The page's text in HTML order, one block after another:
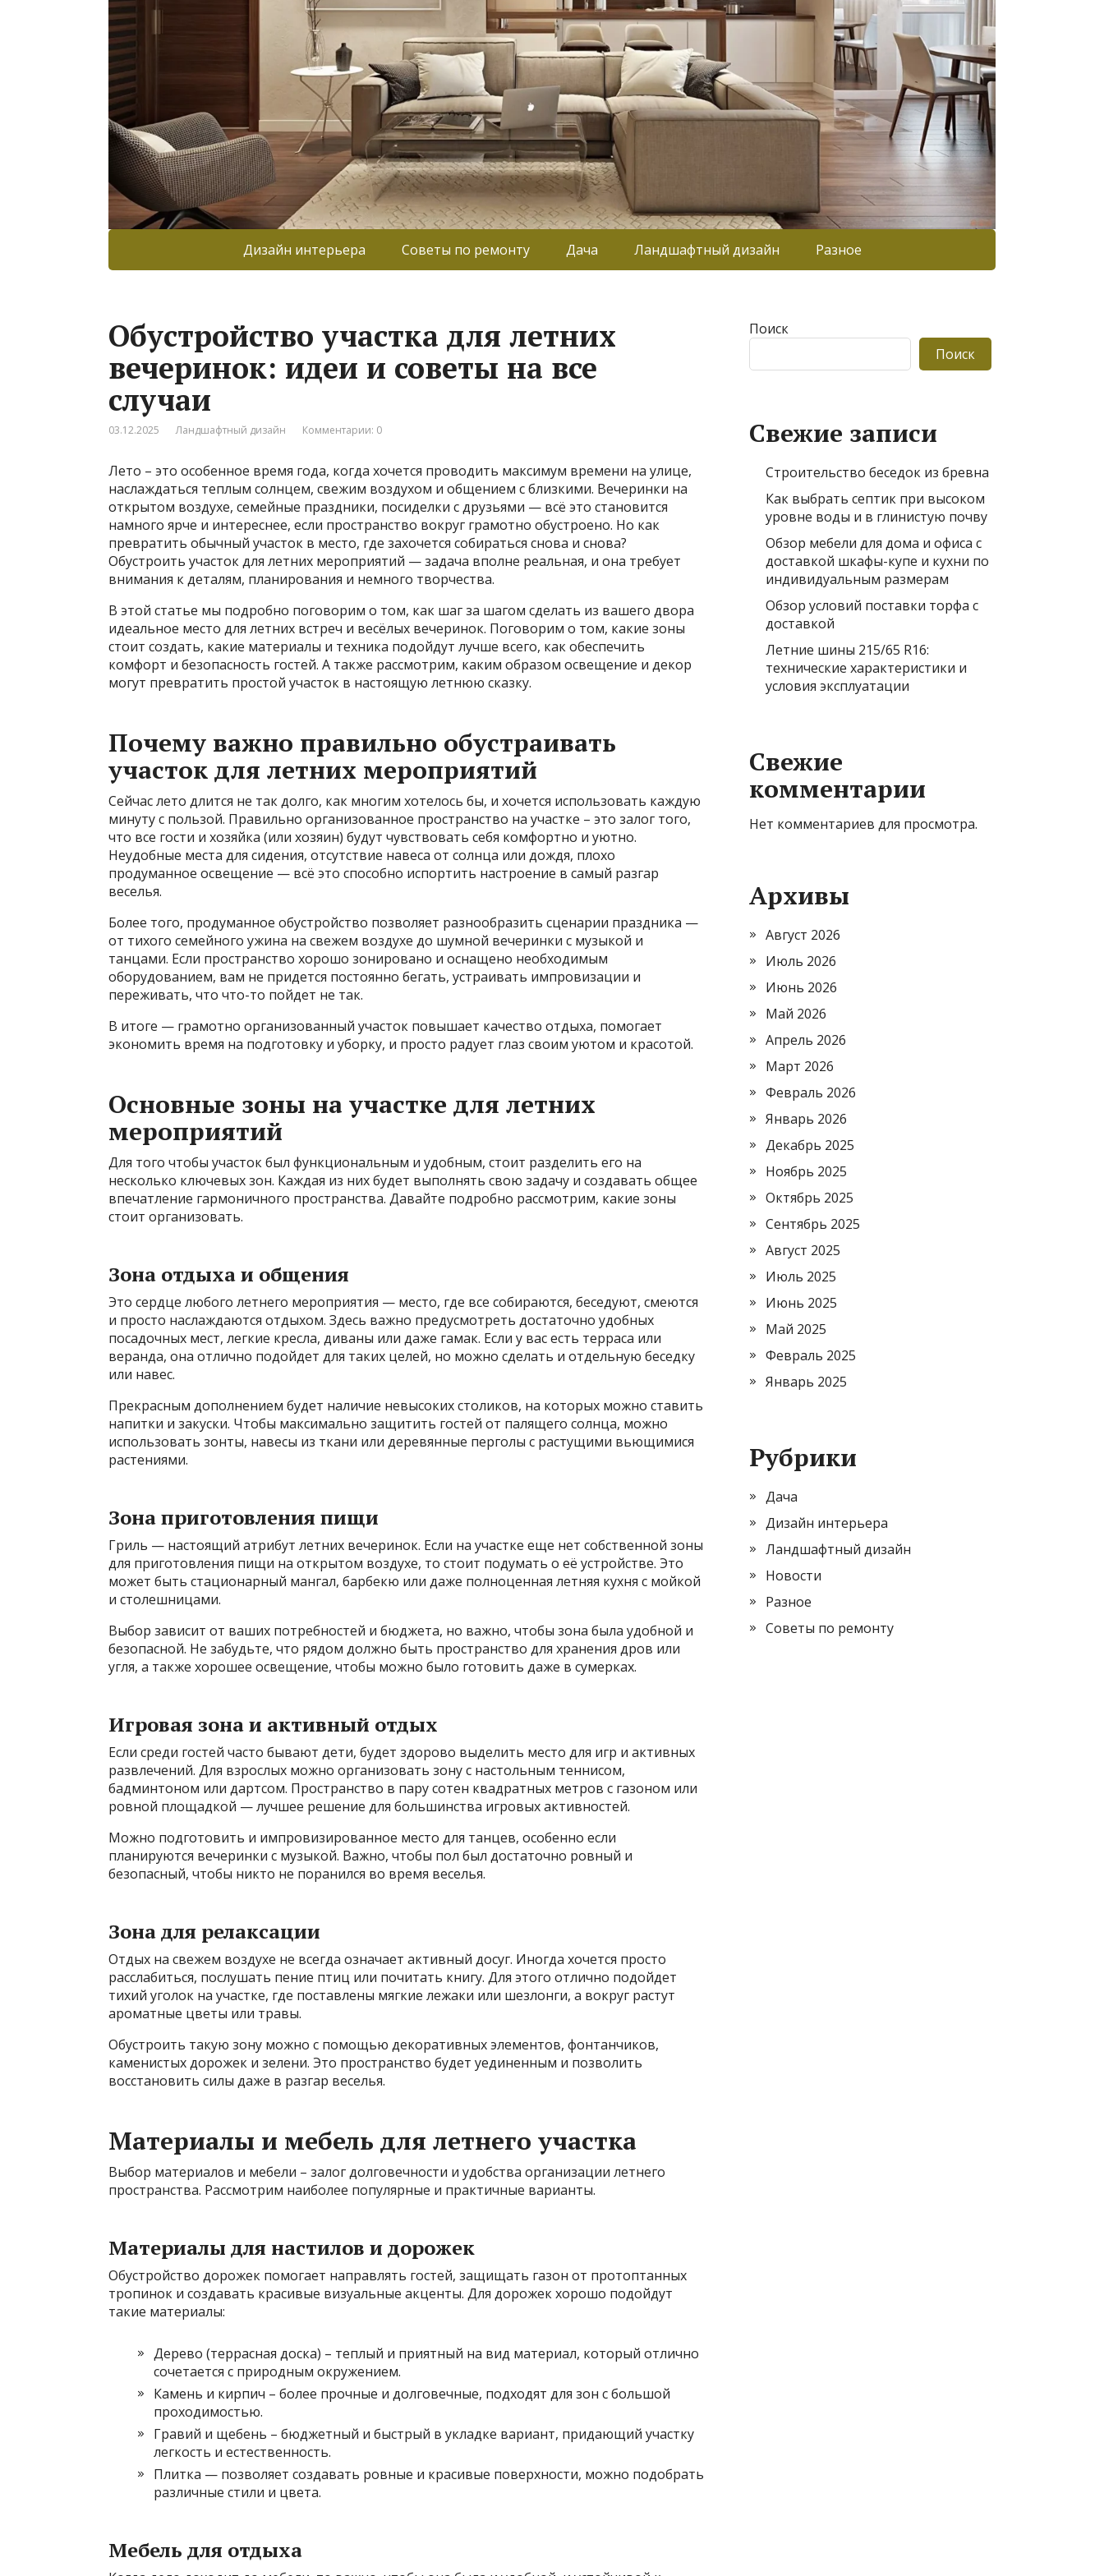
Дизайн интерьера Советы по ремонту Дача Ландшафтный дизайн Разное
Обустройство участка для летних
вечеринок: идеи и советы на все
случаи
03.12.2025 Ландшафтный дизайн Комментарии: 0
Лето – это особенное время года, когда хочется проводить максимум времени на улице,
наслаждаться теплым солнцем, свежим воздухом и общением с близкими. Вечеринки на
открытом воздухе, семейные праздники, посиделки с друзьями — всё это становится
намного ярче и интереснее, если пространство вокруг грамотно обустроено. Но как
превратить обычный участок в место, где захочется собираться снова и снова?
Обустроить участок для летних мероприятий — задача вполне реальная, и она требует
внимания к деталям, планирования и немного творчества.
В этой статье мы подробно поговорим о том, как шаг за шагом сделать из вашего двора
идеальное место для летних встреч и весёлых вечеринок. Поговорим о том, какие зоны
стоит создать, какие материалы и техника подойдут лучше всего, как обеспечить
комфорт и безопасность гостей. А также рассмотрим, каким образом освещение и декор
могут превратить простой участок в настоящую летнюю сказку.
Почему важно правильно обустраивать
участок для летних мероприятий
Сейчас лето длится не так долго, как многим хотелось бы, и хочется использовать каждую
минуту с пользой. Правильно организованное пространство на участке – это залог того,
что все гости и хозяйка (или хозяин) будут чувствовать себя комфортно и уютно.
Неудобные места для сидения, отсутствие навеса от солнца или дождя, плохо
продуманное освещение — всё это способно испортить настроение в самый разгар
веселья.
Более того, продуманное обустройство позволяет разнообразить сценарии праздника —
от тихого семейного ужина на свежем воздухе до шумной вечеринки с музыкой и
танцами. Если пространство хорошо зонировано и оснащено необходимым
оборудованием, вам не придется постоянно бегать, устраивать импровизации и
переживать, что что-то пойдет не так.
В итоге — грамотно организованный участок повышает качество отдыха, помогает
экономить время на подготовку и уборку, и просто радует глаз своим уютом и красотой.
Основные зоны на участке для летних
мероприятий
Для того чтобы участок был функциональным и удобным, стоит разделить его на
несколько ключевых зон. Каждая из них будет выполнять свою задачу и создавать общее
впечатление гармоничного пространства. Давайте подробно рассмотрим, какие зоны
стоит организовать.
Зона отдыха и общения
Это сердце любого летнего мероприятия — место, где все собираются, беседуют, смеются
и просто наслаждаются отдыхом. Здесь важно предусмотреть достаточно удобных
посадочных мест, легкие кресла, диваны или даже гамак. Если у вас есть терраса или
веранда, она отлично подойдет для таких целей, но можно сделать и отдельную беседку
или навес.
Прекрасным дополнением будет наличие невысоких столиков, на которых можно ставить
напитки и закуски. Чтобы максимально защитить гостей от палящего солнца, можно
использовать зонты, навесы из ткани или деревянные перголы с растущими вьющимися
растениями.
Зона приготовления пищи
Гриль — настоящий атрибут летних вечеринок. Если на участке еще нет собственной зоны
для приготовления пищи на открытом воздухе, то стоит подумать о её устройстве. Это
может быть стационарный мангал, барбекю или даже полноценная летняя кухня с мойкой
и столешницами.
Выбор зависит от ваших потребностей и бюджета, но важно, чтобы зона была удобной и
безопасной. Не забудьте, что рядом должно быть пространство для хранения дров или
угля, а также хорошее освещение, чтобы можно было готовить даже в сумерках.
Игровая зона и активный отдых
Если среди гостей часто бывают дети, будет здорово выделить место для игр и активных
развлечений. Для взрослых можно организовать зону с настольным теннисом,
бадминтоном или дартсом. Пространство в пару сотен квадратных метров с газоном или
ровной площадкой — лучшее решение для большинства игровых активностей.
Можно подготовить и импровизированное место для танцев, особенно если
планируются вечеринки с музыкой. Важно, чтобы пол был достаточно ровный и
безопасный, чтобы никто не поранился во время веселья.
Зона для релаксации
Отдых на свежем воздухе не всегда означает активный досуг. Иногда хочется просто
расслабиться, послушать пение птиц или почитать книгу. Для этого отлично подойдет
тихий уголок на участке, где поставлены мягкие лежаки или шезлонги, а вокруг растут
ароматные цветы или травы.
Обустроить такую зону можно с помощью декоративных элементов, фонтанчиков,
каменистых дорожек и зелени. Это пространство будет уединенным и позволить
восстановить силы даже в разгар веселья.
Материалы и мебель для летнего участка
Выбор материалов и мебели – залог долговечности и удобства организации летнего
пространства. Рассмотрим наиболее популярные и практичные варианты.
Материалы для настилов и дорожек
Обустройство дорожек помогает направлять гостей, защищать газон от протоптанных
тропинок и создавать красивые визуальные акценты. Для дорожек хорошо подойдут
такие материалы:
Дерево (террасная доска) – теплый и приятный на вид материал, который отлично
сочетается с природным окружением.
Камень и кирпич – более прочные и долговечные, подходят для зон с большой
проходимостью.
Гравий и щебень – бюджетный и быстрый в укладке вариант, придающий участку
легкость и естественность.
Плитка — позволяет создавать ровные и красивые поверхности, можно подобрать
различные стили и цвета.
Мебель для отдыха
Поиск
Поиск
Свежие записи
Строительство беседок из бревна
Как выбрать септик при высоком
уровне воды и в глинистую почву
Обзор мебели для дома и офиса с
доставкой шкафы-купе и кухни по
индивидуальным размерам
Обзор условий поставки торфа с
доставкой
Летние шины 215/65 R16:
технические характеристики и
условия эксплуатации
Свежие
комментарии
Нет комментариев для просмотра.
Архивы
Август 2026
Июль 2026
Июнь 2026
Май 2026
Апрель 2026
Март 2026
Февраль 2026
Январь 2026
Декабрь 2025
Ноябрь 2025
Октябрь 2025
Сентябрь 2025
Август 2025
Июль 2025
Июнь 2025
Май 2025
Февраль 2025
Январь 2025
Рубрики
Дача
Дизайн интерьера
Ландшафтный дизайн
Новости
Разное
Советы по ремонту